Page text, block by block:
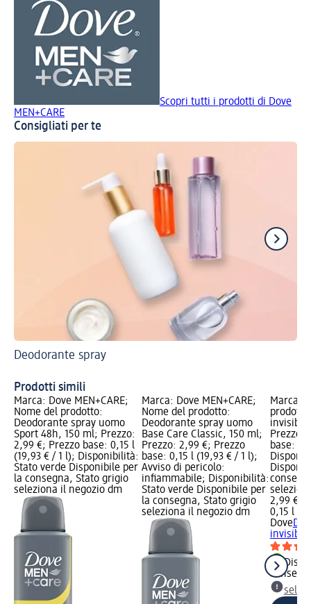
Scopri tutti i prodotti di Dove
MEN+CARE
Consigliati per te
Deodorante spray
Prodotti simili
Marca: Dove MEN+CARE;
Nome del prodotto:
Deodorante spray uomo
Sport 48h, 150 ml; Prezzo:
2,99 €; Prezzo base: 0,15 l
(19,93 € / 1 l); Disponibilità:
Stato verde Disponibile per
la consegna, Stato grigio
seleziona il negozio dm
Marca: Dove MEN+CARE;
Nome del prodotto:
Deodorante spray uomo
Base Care Classic, 150 ml;
Prezzo: 2,99 €; Prezzo
base: 0,15 l (19,93 € / 1 l);
Avviso di pericolo:
infiammabile; Disponibilità:
Stato verde Disponibile per
la consegna, Stato grigio
seleziona il negozio dm
Marca:
invisible
Prezzo:
base:
2,99 €
0,15 l
Dove
invisible